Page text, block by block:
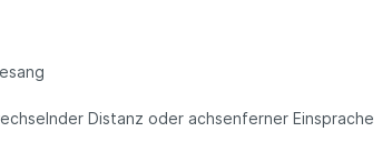
Distanz oder achsen­ferner Ein­sprache